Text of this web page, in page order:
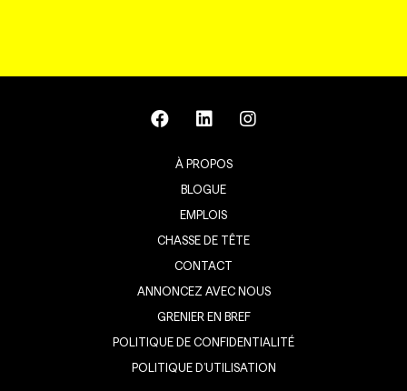
À PROPOS
BLOGUE
EMPLOIS
CHASSE DE TÊTE
CONTACT
ANNONCEZ AVEC NOUS
GRENIER EN BREF
POLITIQUE DE CONFIDENTIALITÉ
POLITIQUE D’UTILISATION